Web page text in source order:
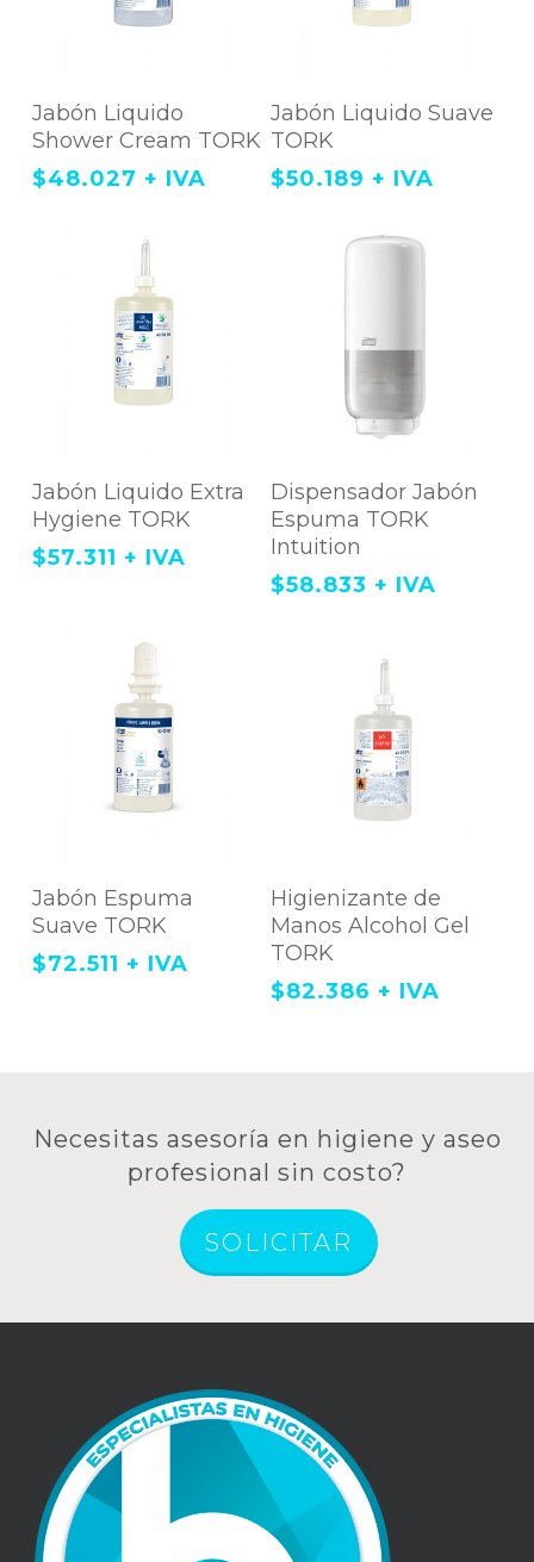
Agregar Al Carrito
Jabón Liquido
Shower Cream TORK
$48.027 + IVA
Agregar Al Carrito
Jabón Liquido Suave
TORK
$50.189 + IVA
Agregar Al Carrito
Jabón Liquido Extra
Hygiene TORK
$57.311 + IVA
Agregar Al Carrito
Dispensador Jabón
Espuma TORK
Intuition
$58.833 + IVA
Agregar Al Carrito
Jabón Espuma
Suave TORK
$72.511 + IVA
Agregar Al Carrito
Higienizante de
Manos Alcohol Gel
TORK
$82.386 + IVA
Necesitas asesoría en higiene y aseo
profesional sin costo?
SOLICITAR